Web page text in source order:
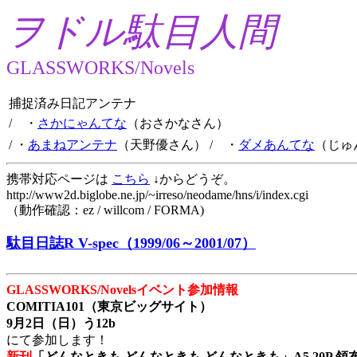
ヲドル駄目人間
GLASSWORKS/Novels
捕捉済み日記アンテナ
/ ・ さかにゃんてな （おさかなさん）
/ ・ あまねアンテナ （天野優さん） / ・ ダメあんてな （じ
携帯対応ページは こちら ↓からどうぞ。
http://www2d.biglobe.ne.jp/~irreso/neodame/hns/i/index.cgi
（動作確認：ez / willcom / FORMA)
駄目日誌R V-spec（1999/06～2001/07）
GLASSWORKS/Novelsイベント参加情報
COMITIA101（東京ビッグサイト）
9月2日（日）う12b
にて参加します！